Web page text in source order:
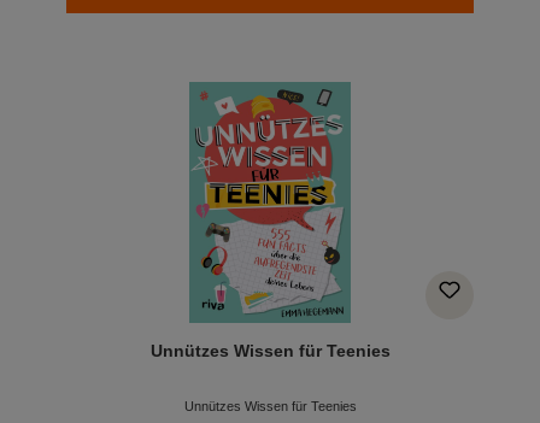
Unnützes Wissen für Teenies
Unnützes Wissen für Teenies